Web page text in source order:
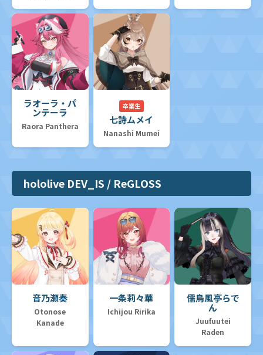
ラオーラ・パ
ンテーラ
Raora Panthera
卒業生
七詩ムメイ
Nanashi Mumei
hololive DEV_IS / ReGLOSS
音乃瀬奏
Otonose
Kanade
一条莉々華
Ichijou Ririka
儒烏風亭らで
ん
Juufuutei
Raden